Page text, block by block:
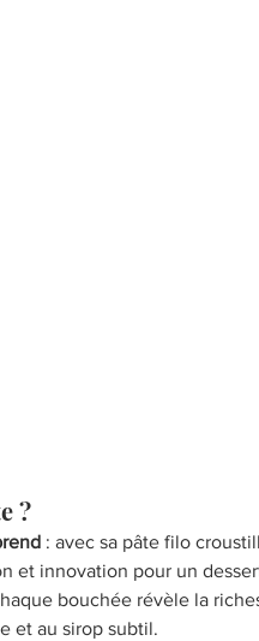
?
: avec sa pâte filo
et innovation pour un
bouchée révèle la
et au sirop subtil.